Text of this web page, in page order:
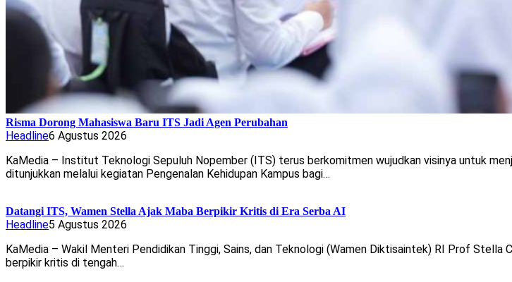
Risma Dorong Mahasiswa Baru ITS Jadi Agen Perubahan
Headline6 Agustus 2026
KaMedia – Institut Teknologi Sepuluh Nopember (ITS) terus berkomitmen wujudkan visinya untuk
ditunjukkan melalui kegiatan Pengenalan Kehidupan Kampus bagi…
Datangi ITS, Wamen Stella Ajak Maba Berpikir Kritis di Era Serba AI
Headline5 Agustus 2026
KaMedia – Wakil Menteri Pendidikan Tinggi, Sains, dan Teknologi (Wamen Diktisaintek) RI Prof
berpikir kritis di tengah…